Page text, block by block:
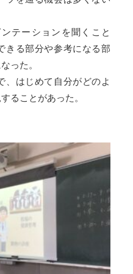
テーションを聞くこと
きる部分や参考になる部
った。
、はじめて自分がどのよ
ることがあった。